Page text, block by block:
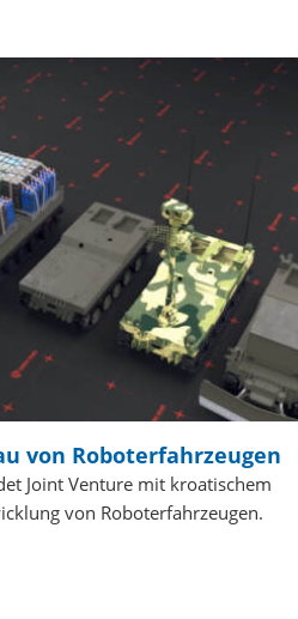
von Roboterfahrzeugen
Joint Venture mit kroatischem
von Roboterfahrzeugen.